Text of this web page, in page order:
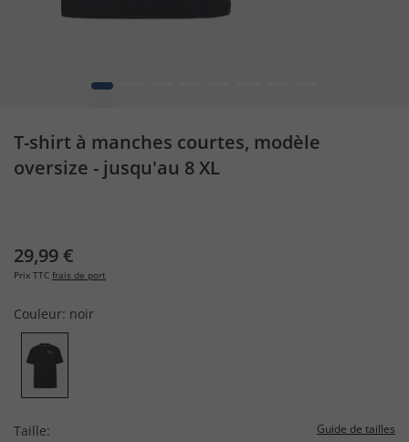
1
T-shirt à manches courtes, modèle
oversize - jusqu'au 8 XL
29,99 €
Prix TTC frais de port
Couleur: noir
Taille: Guide de tailles